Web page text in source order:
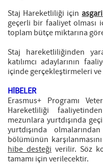
Staj Hareketliliği için
geçerli bir faaliyet olması
toplam bütçe miktarına
Staj hareketliliğinden
katılımcı adaylarının
içinde gerçekleştirmeleri
HİBELER
Erasmus+ Programı
Hareketliliği
mezunlara yurtdışında
yurtdışında
bölümünün
hibe desteği verilir. Söz
tamamı için verilecektir.